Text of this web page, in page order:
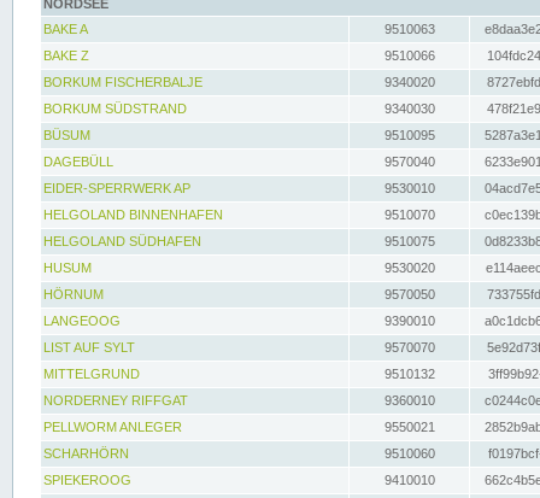
NORDSEE
BAKE A
9510063
BAKE Z
9510066
BORKUM FISCHERBALJE
9340020
BORKUM SÜDSTRAND
9340030
BÜSUM
9510095
DAGEBÜLL
9570040
EIDER-SPERRWERK AP
9530010
HELGOLAND BINNENHAFEN
9510070
HELGOLAND SÜDHAFEN
9510075
HUSUM
9530020
HÖRNUM
9570050
LANGEOOG
9390010
LIST AUF SYLT
9570070
MITTELGRUND
9510132
NORDERNEY RIFFGAT
9360010
PELLWORM ANLEGER
9550021
SCHARHÖRN
9510060
SPIEKEROOG
9410010